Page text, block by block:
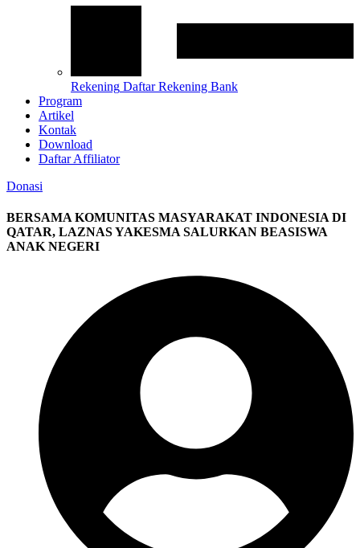
Rekening Daftar Rekening Bank
Program
Artikel
Kontak
Download
Daftar Affiliator
Donasi
BERSAMA KOMUNITAS MASYARAKAT INDONESIA DI
QATAR, LAZNAS YAKESMA SALURKAN BEASISWA
ANAK NEGERI